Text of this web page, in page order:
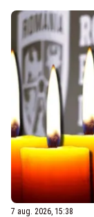
7 aug. 2026, 15:38